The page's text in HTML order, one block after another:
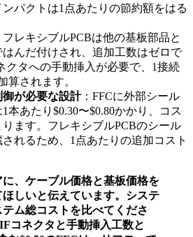
パクトは1点あたりの節約額をはる
フレキシブルPCBは他の基板部品と
んだ付けされ、追加工数はゼロで
クタへの手動挿入が必要で、1接続
算されます。
が必要な設計：FFCに外部シール
本あたり$0.30〜$0.80かかり、コス
ります。フレキシブルPCBのシール
されるため、1点あたりの追加コスト
に、ケーブル価格と基板価格を
ほしいと伝えています。システ
ム総コストを比べてくださ
コネクタと手動挿入工数と